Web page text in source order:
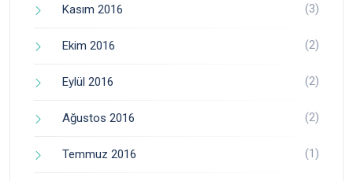
Kasım 2016 (3)
Ekim 2016 (2)
Eylül 2016 (2)
Ağustos 2016 (2)
Temmuz 2016 (1)